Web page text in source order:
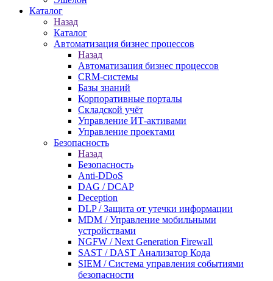
Каталог
Назад
Каталог
Автоматизация бизнес процессов
Назад
Автоматизация бизнес процессов
CRM-системы
Базы знаний
Корпоративные порталы
Складской учёт
Управление ИТ-активами
Управление проектами
Безопасность
Назад
Безопасность
Anti-DDoS
DAG / DCAP
Deception
DLP / Защита от утечки информации
MDM / Управление мобильными
устройствами
NGFW / Next Generation Firewall
SAST / DAST Анализатор Кода
SIEM / Система управления событиями
безопасности